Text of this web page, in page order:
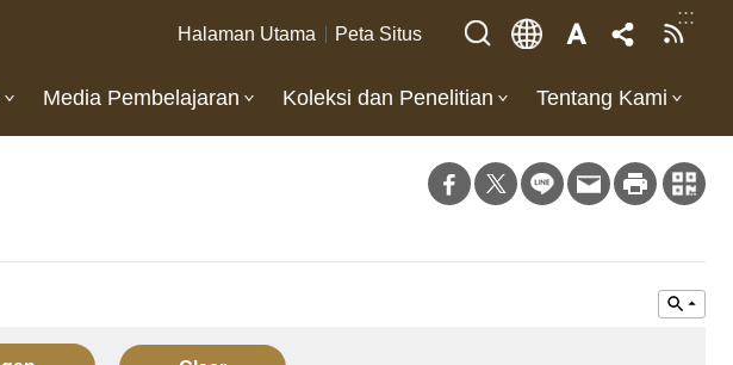
:::
Halaman Utama Peta Situs
Media Pembelajaran Koleksi dan Penelitian Tentang Kami